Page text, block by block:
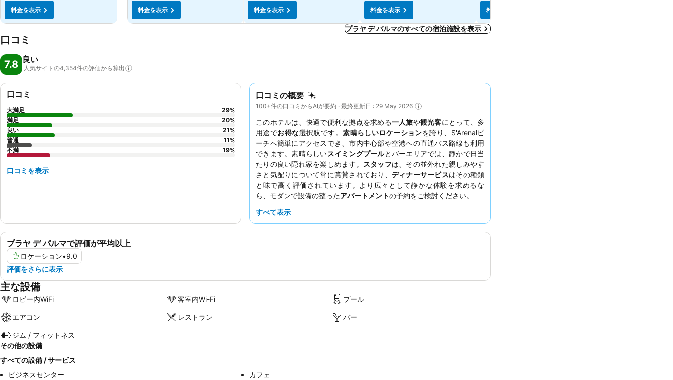
料金を表示
料金を表示
料金を表示
料金を表示
料金を表示
プラヤ デ パルマのすべての宿泊施設を表示
口コミ
7.8 良い
人気サイトの4,354件の評価から算出
口コミの概要
100+件の口コミからAIが要約 · 最終更新日 : 29 May 2026
このホテルは、快適で便利な拠点を求める一人旅や観光客にとって、多
用途でお得な選択肢です。素晴らしいロケーションを誇り、S'Arenalビ
ーチへ簡単にアクセスでき、市内中心部や空港への直通バス路線も利用
できます。素晴らしいスイミングプールとバーエリアでは、静かで日当
たりの良い隠れ家を楽しめます。
スタッフは、その並外れた親しみやす
さと気配りについて常に賞賛されており、 ディナーサービスはその種類
と味で高く評価されています。より広々として静かな体験を求めるな
ら、モダンで設備の整ったアパートメントの予約をご検討ください。
すべて表示
プラヤ デ パルマで評価が平均以上
ロケーション•9.0
評価をさらに表示
口コミ
大満足 29%
満足
20%
良い
21%
普通
11%
不満
19%
口コミを表示
主な設備
ロビー内WiFi 客室内Wi-Fi プール
エアコン レストラン バー
ジム / フィットネス
その他の設備
すべての設備 / サービス
ビジネスセンター
カフェ